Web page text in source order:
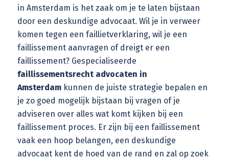
in Amsterdam is het zaak om je te laten bijstaan
door een deskundige advocaat. Wil je in verweer
komen tegen een faillietverklaring, wil je een
faillissement aanvragen of dreigt er een
faillissement? Gespecialiseerde
faillissementsrecht advocaten in
Amsterdamkunnen de juiste strategie bepalen en
je zo goed mogelijk bijstaan bij vragen of je
adviseren over alles wat komt kijken bij een
faillissement proces. Er zijn bij een faillissement
vaak een hoop belangen, een deskundige
advocaat kent de hoed van de rand en zal op zoek